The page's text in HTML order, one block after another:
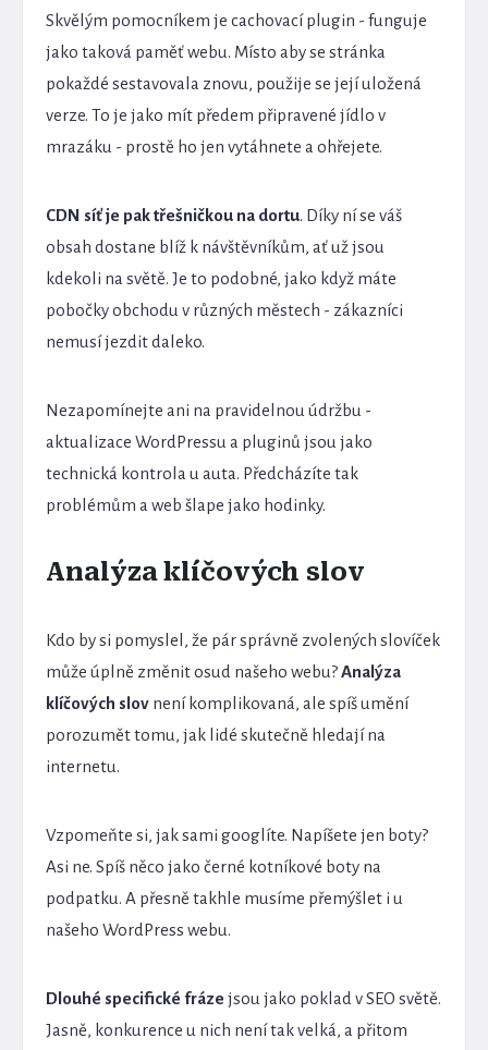
Skvělým pomocníkem je cachovací plugin - funguje
jako taková paměť webu. Místo aby se stránka
pokaždé sestavovala znovu, použije se její uložená
verze. To je jako mít předem připravené jídlo v
mrazáku - prostě ho jen vytáhnete a ohřejete.
CDN síť je pak třešničkou na dortu. Díky ní se váš
obsah dostane blíž k návštěvníkům, ať už jsou
kdekoli na světě. Je to podobné, jako když máte
pobočky obchodu v různých městech - zákazníci
nemusí jezdit daleko.
Nezapomínejte ani na pravidelnou údržbu -
aktualizace WordPressu a pluginů jsou jako
technická kontrola u auta. Předcházíte tak
problémům a web šlape jako hodinky.
Analýza klíčových slov
Kdo by si pomyslel, že pár správně zvolených slovíček
může úplně změnit osud našeho webu?Analýza
klíčových slov není komplikovaná, ale spíš umění
porozumět tomu, jak lidé skutečně hledají na
internetu.
Vzpomeňte si, jak sami googlíte. Napíšete jen boty?
Asi ne. Spíš něco jako černé kotníkové boty na
podpatku. A přesně takhle musíme přemýšlet i u
našeho WordPress webu.
Dlouhé specifické fráze jsou jako poklad v SEO světě.
Jasně, konkurence u nich není tak velká, a přitom